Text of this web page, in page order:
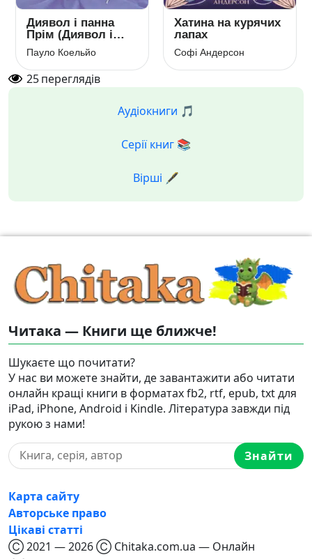
Диявол і панна
Прім (Диявол і
сеньйорита Прим)
Пауло Коельйо
Хатина на курячих
лапах
Софі Андерсон
25переглядів
Аудіокниги 🎵
Серії книг 📚
Вірші 🖋️
Читака — Книги ще ближче!
Шукаєте що почитати?
У нас ви можете знайти, де завантажити або читати
онлайн кращі книги в форматах fb2, rtf, epub, txt для
iPad, iPhone, Android і Kindle. Література завжди під
рукою з нами!
Знайти
Карта сайту
Авторське право
Цікаві статті
Ⓒ 2021 — 2026 Ⓒ Chitaka.com.ua — Онлайн